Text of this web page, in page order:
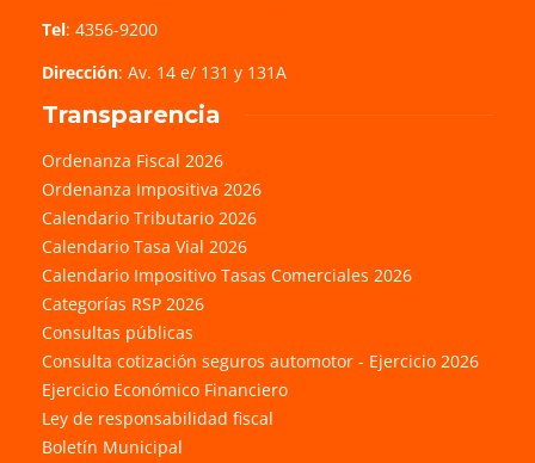
Tel: 4356-9200
Dirección: Av. 14 e/ 131 y 131A
Transparencia
Ordenanza Fiscal 2026
Ordenanza Impositiva 2026
Calendario Tributario 2026
Calendario Tasa Vial 2026
Calendario Impositivo Tasas Comerciales 2026
Categorías RSP 2026
Consultas públicas
Consulta cotización seguros automotor - Ejercicio 2026
Ejercicio Económico Financiero
Ley de responsabilidad fiscal
Boletín Municipal